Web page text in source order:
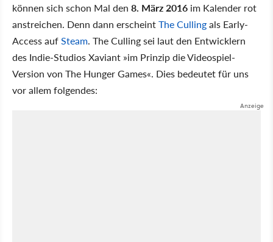
können sich schon Mal den 8. März 2016 im Kalender rot
anstreichen. Denn dann erscheintThe Cullingals Early-
Access aufSteam. The Culling sei laut den Entwicklern
des Indie-Studios Xaviant »im Prinzip die Videospiel-
Version von The Hunger Games«. Dies bedeutet für uns
vor allem folgendes: